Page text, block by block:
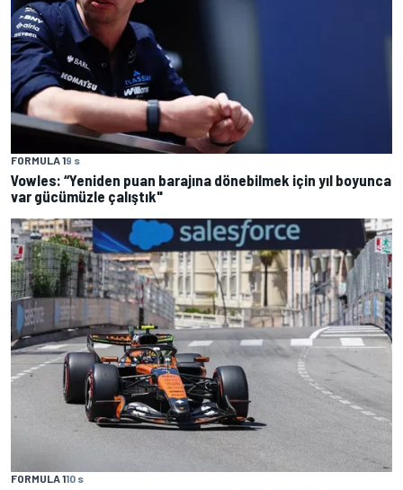
FORMULA 19 s
Vowles: “Yeniden puan barajına dönebilmek için yıl boyunca
var gücümüzle çalıştık"
FORMULA 110 s